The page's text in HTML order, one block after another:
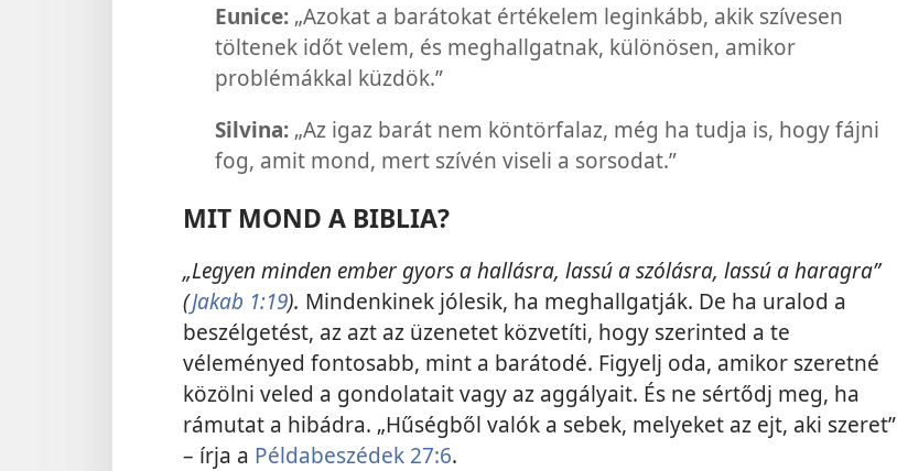
Eunice: „Azokat a barátokat értékelem leginkább, akik szívesen
töltenek időt velem, és meghallgatnak, különösen, amikor
problémákkal küzdök.”
Silvina: „Az igaz barát nem köntörfalaz, még ha tudja is, hogy fájni
fog, amit mond, mert szívén viseli a sorsodat.”
MIT MOND A BIBLIA?
„Legyen minden ember gyors a hallásra, lassú a szólásra, lassú a haragra”
(Jakab 1:19). Mindenkinek jólesik, ha meghallgatják. De ha uralod a
beszélgetést, az azt az üzenetet közvetíti, hogy szerinted a te
véleményed fontosabb, mint a barátodé. Figyelj oda, amikor szeretné
közölni veled a gondolatait vagy az aggályait. És ne sértődj meg, ha
rámutat a hibádra. „Hűségből valók a sebek, melyeket az ejt, aki szeret”
– írja a Példabeszédek 27:6.